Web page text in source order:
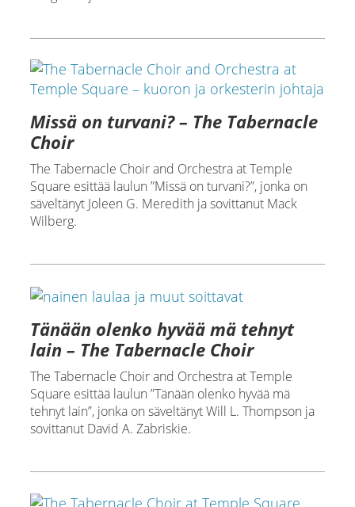
Missä on turvani? – The Tabernacle
Choir
The Tabernacle Choir and Orchestra at Temple
Square esittää laulun ”Missä on turvani?”, jonka on
säveltänyt Joleen G. Meredith ja sovittanut Mack
Wilberg.
Tänään olenko hyvää mä tehnyt
lain – The Tabernacle Choir
The Tabernacle Choir and Orchestra at Temple
Square esittää laulun ”Tänään olenko hyvää mä
tehnyt lain”, jonka on säveltänyt Will L. Thompson ja
sovittanut David A. Zabriskie.